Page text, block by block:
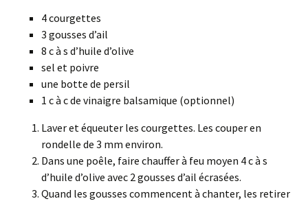
4 courgettes
3 gousses d’ail
8 c à s d’huile d’olive
sel et poivre
une botte de persil
1 c à c de vinaigre balsamique (optionnel)
Laver et équeuter les courgettes. Les couper en
rondelle de 3 mm environ.
Dans une poêle, faire chauffer à feu moyen 4 c à s
d’huile d’olive avec 2 gousses d’ail écrasées.
Quand les gousses commencent à chanter, les retirer